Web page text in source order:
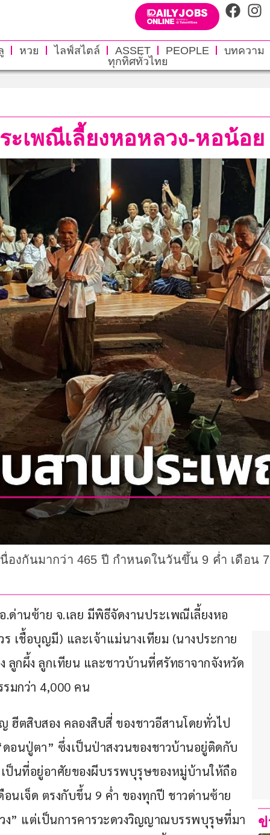
หวย ไลฟ์สไตล์ ASSET PEOPLE
บทความ
ทุกทิศทั่วไทย
เพณีเลี้ยงหอหลวง-หอน้อ
องกันมากว่า 465 ปี กำหนดในวันขึ้น 9 ค่ำ เดือน
านซ้าย จ.เลย มีพิธีจัดงานประเพณีเลี้ยงหอ
เชื้อบุญมี) และเจ้าแม่นางเทียม (นางประกาย
กผึ้ง ลูกเทียน และชาวบ้านที่ศรัทธาจากจังหวัด
มกว่า 4,000 คน
ตสิบสอง คลองสิบสี่ ของชาวอีสานโดยทั่วไป
นปู่ตา” ซึ่งเป็นป่าสงวนของชาวบ้านอยู่ติดกับ
ป็นที่อยู่อาศัยของผีบรรพบุรุษของหมู่บ้านให้ถือ
นเจ็ด ตรงกับขึ้น 9 ค่ำ ของทุกปี ชาวด่านซ้าย
ง” แต่เป็นการคารวะดวงวิญญาณบรรพบุรุษที่มา
ข่